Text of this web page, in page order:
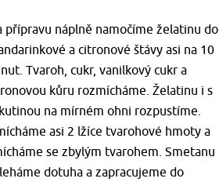
přípravu náplně namočíme želatinu do
a citronové štávy asi na 10
Tvaroh, cukr, vanilkový cukr a
kůru rozmícháme. Želatinu i s
na mírném ohni rozpustíme.
asi 2 lžíce tvarohové hmoty a
se zbylým tvarohem. Smetanu
dotuha a zapracujeme do